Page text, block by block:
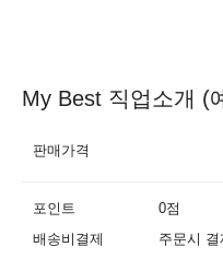
My Best 직업소개 (
판매가격
포인트
0점
배송비결제
주문시 결